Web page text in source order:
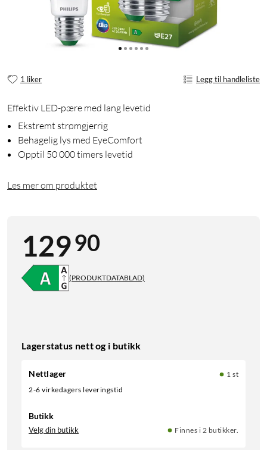
1 liker Legg til handleliste
Effektiv LED-pære med lang levetid
Ekstremt strømgjerrig
Behagelig lys med EyeComfort
Opptil 50 000 timers levetid
Les mer om produktet
12990
(PRODUKTDATABLAD)
Lagerstatus nett og i butikk
Nettlager
1 st
2-6 virkedagers leveringstid
Butikk
Velg din butikk Finnes i 2 butikker.